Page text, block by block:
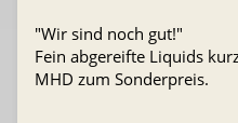
"Wir sind noch gut!"
Fein abgereifte Liquids
MHD zum Sonderpreis.